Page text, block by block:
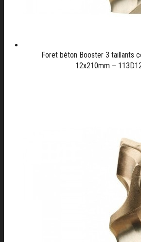
Foret béton Booster 3 taillants
12x210mm –